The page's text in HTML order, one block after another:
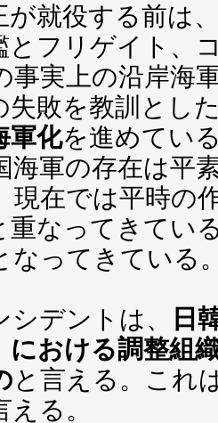
就役する前は
とフリゲイト、
事実上の沿岸海
失敗を教訓とし
軍化を進めてい
海軍の存在は平
現在では平時の
重なってきてい
なってきている
デントは、
日
における調整組
と言える。これ
る。